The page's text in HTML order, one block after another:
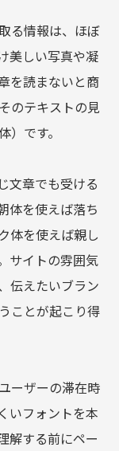
る情報は、ほぼ
美しい写真や凝
を読まないと商
のテキストの見
です。
文章でも受ける
体を使えば落ち
体を使えば親し
サイトの雰囲気
伝えたいブラン
ことが起こり得
ーザーの滞在時
いフォントを本
解する前にペー